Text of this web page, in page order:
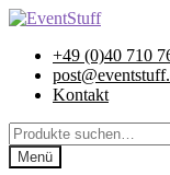
Zur
springen
Zum
springen+49 (0)40 710
Kontakt
Suche
nach:
Menü